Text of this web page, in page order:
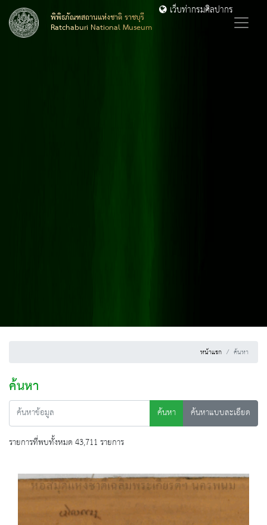
พิพิธภัณฑสถานแห่งชาติ ราชบุรี
Ratchaburi National Museum
เว็บท่ากรมศิลปากร
หน้าแรก ค้นหา
ค้นหา
ค้นหา
ค้นหาแบบละเอียด
รายการที่พบทั้งหมด 43,711 รายการ